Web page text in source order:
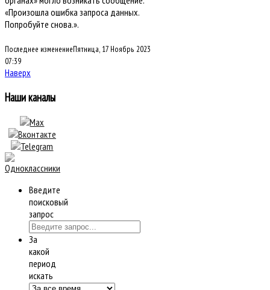
«Произошла ошибка запроса данных.
Попробуйте снова.».
Последнее изменениеПятница, 17 Ноябрь 2023
07:39
Наверх
Наши каналы
Введите
поисковый
запрос
За
какой
период
искать